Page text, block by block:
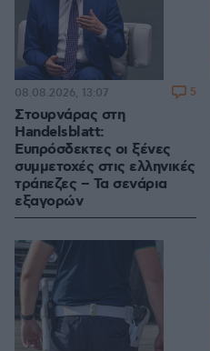
Στουρνάρας στη
Handelsblatt:
Ευπρόσδεκτες οι ξένες
συμμετοχές στις ελληνικές
τράπεζες – Τα σενάρια
εξαγορών
08.08.2026, 13:07 5